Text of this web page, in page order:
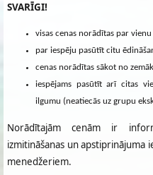
SVARĪGI!
visas cenas norādītas par
par iespēju pasūtīt citu
cenas norādītas sākot no
iespējams pasūtīt arī citas
ilgumu (neatiecās uz grupu
Norādītajām cenām ir
izmitināšanas un apstiprinājuma
menedžeriem.